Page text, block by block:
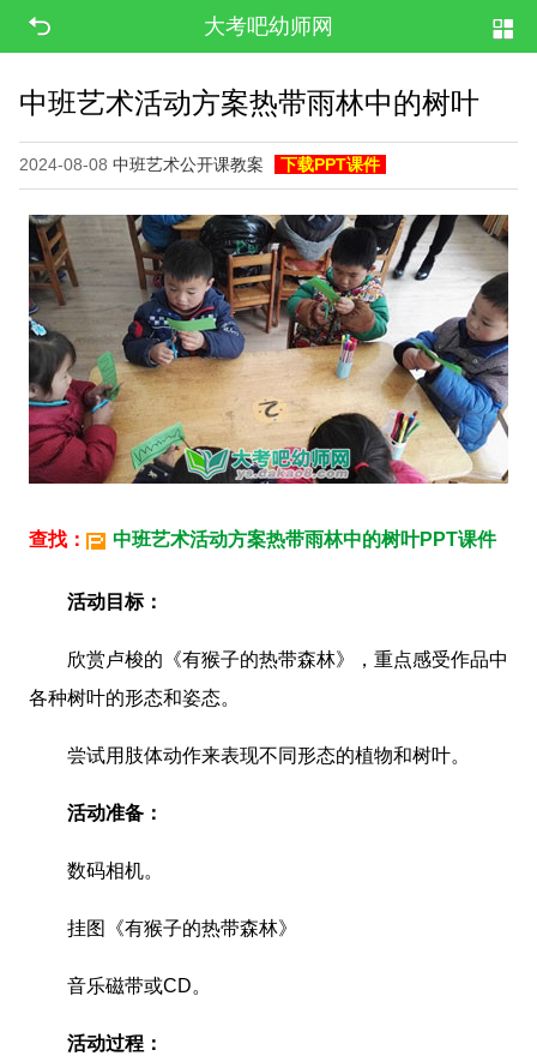
大考吧幼师网
中班艺术活动方案热带雨林中的树叶
2024-08-08 中班艺术公开课教案 下载PPT课件
查找： 中班艺术活动方案热带雨林中的树叶PPT课件
活动目标：
欣赏卢梭的《有猴子的热带森林》，重点感受作品中
各种树叶的形态和姿态。
尝试用肢体动作来表现不同形态的植物和树叶。
活动准备：
数码相机。
挂图《有猴子的热带森林》
音乐磁带或CD。
活动过程：